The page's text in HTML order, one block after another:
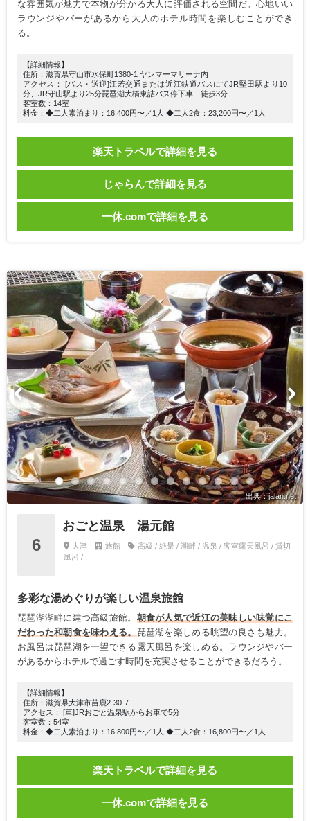
な雰囲気が魅力で本物が分かる大人に評価される空間だ。心地いい
ラウンジやバーがあるから大人のホテル時間を楽しむことができ
る。
【詳細情報】
住所：滋賀県守山市水保町1380-1 ヤンマーマリーナ内
アクセス： [バス・送迎]江若交通または近江鉄道バスにてJR堅田駅より10
分、JR守山駅より25分琵琶湖大橋東詰バス停下車 徒歩3分
客室数：14室
料金：◆二人素泊まり：16,400円〜／1人 ◆二人2食：23,200円〜／1人
楽天トラベルで詳細を見る
じゃらんで詳細を見る
一休.comで詳細を見る
出典：jalan.net
6
おごと温泉 湯元館
大津 旅館
高級 / 絶景 / 湖畔 / 温泉 / 客室露天風呂 / 貸切
風呂 /
多彩な湯めぐりが楽しい温泉旅館
琵琶湖湖畔に建つ高級旅館。 朝食が人気で近江の美味しい味覚にこ
だわった和朝食を味わえる。 琵琶湖を楽しめる眺望の良さも魅力。
お風呂は琵琶湖を一望できる露天風呂を楽しめる。ラウンジやバー
があるからホテルで過ごす時間を充実させることができるだろう。
【詳細情報】
住所：滋賀県大津市苗鹿2-30-7
アクセス： [車]JRおごと温泉駅からお車で5分
客室数：54室
料金：◆二人素泊まり：16,800円〜／1人 ◆二人2食：16,800円〜／1人
楽天トラベルで詳細を見る
一休.comで詳細を見る